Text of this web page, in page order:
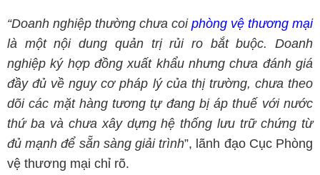
“Doanh nghiệp thường chưa coi phòng vệ thương mại
là một nội dung quản trị rủi ro bắt buộc. Doanh
nghiệp ký hợp đồng xuất khẩu nhưng chưa đánh giá
đầy đủ về nguy cơ pháp lý của thị trường, chưa theo
dõi các mặt hàng tương tự đang bị áp thuế với nước
thứ ba và chưa xây dựng hệ thống lưu trữ chứng từ
đủ mạnh để sẵn sàng giải trình”, lãnh đạo Cục Phòng
vệ thương mại chỉ rõ.